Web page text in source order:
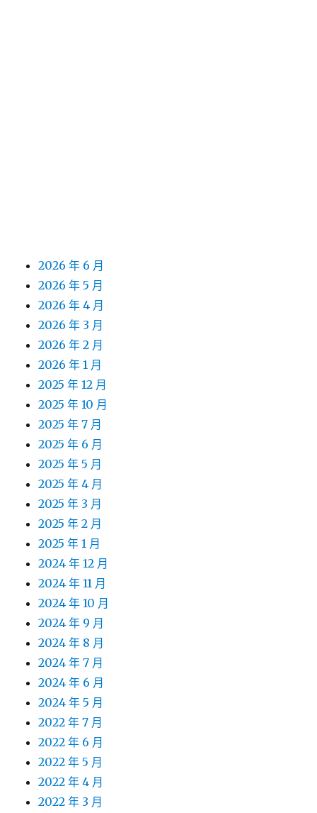
2026 年 6 月
2026 年 5 月
2026 年 4 月
2026 年 3 月
2026 年 2 月
2026 年 1 月
2025 年 12 月
2025 年 10 月
2025 年 7 月
2025 年 6 月
2025 年 5 月
2025 年 4 月
2025 年 3 月
2025 年 2 月
2025 年 1 月
2024 年 12 月
2024 年 11 月
2024 年 10 月
2024 年 9 月
2024 年 8 月
2024 年 7 月
2024 年 6 月
2024 年 5 月
2022 年 7 月
2022 年 6 月
2022 年 5 月
2022 年 4 月
2022 年 3 月